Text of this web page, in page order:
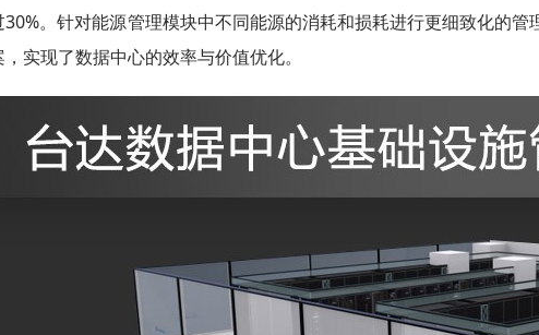
。针对能源管理模块中不同能源的消耗和损耗进行更细致化的
实现了数据中心的效率与价值优化。